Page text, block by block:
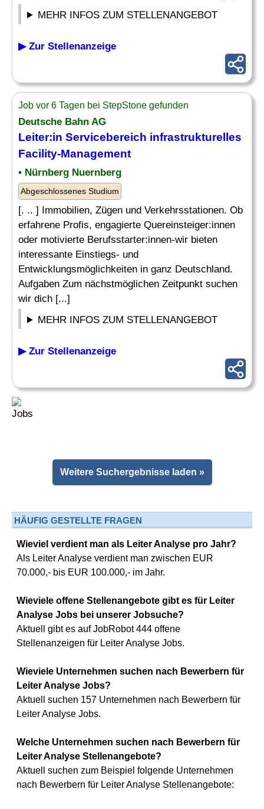
MEHR INFOS ZUM STELLENANGEBOT
▶ Zur Stellenanzeige
Job vor 6 Tagen bei StepStone gefunden
Deutsche Bahn AG
Leiter:in Servicebereich infrastrukturelles
Facility-Management
• Nürnberg Nuernberg
Abgeschlossenes Studium
[. .. ] Immobilien, Zügen und Verkehrsstationen. Ob
erfahrene Profis, engagierte Quereinsteiger:innen
oder motivierte Berufsstarter:innen-wir bieten
interessante Einstiegs- und
Entwicklungsmöglichkeiten in ganz Deutschland.
Aufgaben Zum nächstmöglichen Zeitpunkt suchen
wir dich [...]
MEHR INFOS ZUM STELLENANGEBOT
▶ Zur Stellenanzeige
Weitere Suchergebnisse laden »
HÄUFIG GESTELLTE FRAGEN
Wieviel verdient man als Leiter Analyse pro Jahr?
Als Leiter Analyse verdient man zwischen EUR
70.000,- bis EUR 100.000,- im Jahr.
Wieviele offene Stellenangebote gibt es für Leiter
Analyse Jobs bei unserer Jobsuche?
Aktuell gibt es auf JobRobot 444 offene
Stellenanzeigen für Leiter Analyse Jobs.
Wieviele Unternehmen suchen nach Bewerbern für
Leiter Analyse Jobs?
Aktuell suchen 157 Unternehmen nach Bewerbern für
Leiter Analyse Jobs.
Welche Unternehmen suchen nach Bewerbern für
Leiter Analyse Stellenangebote?
Aktuell suchen zum Beispiel folgende Unternehmen
nach Bewerbern für Leiter Analyse Stellenangebote: